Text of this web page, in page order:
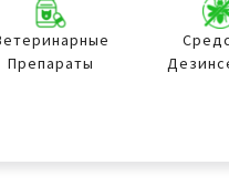
Препараты